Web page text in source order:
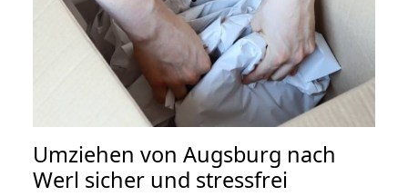
Umziehen von Augsburg nach
Werl sicher und stressfrei